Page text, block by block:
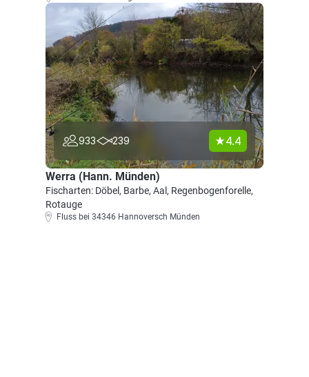
933 239 4.4
Werra (Hann. Münden)
Fischarten: Döbel, Barbe, Aal, Regenbogenforelle,
Rotauge
Fluss bei 34346 Hannoversch Münden